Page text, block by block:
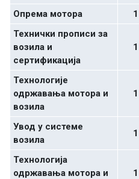
Опрема мотора
1
Технички прописи за
возила и
сертификација
1
Технологијe
одржавања мотора и
возила
1
Увод у системе
возила
1
Технологија
одржавања мотора и
1